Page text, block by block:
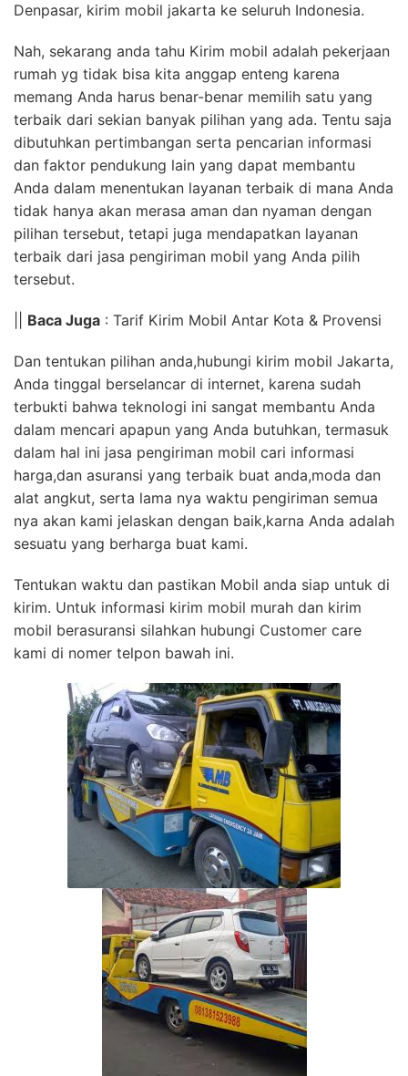
Denpasar, kirim mobil jakarta ke seluruh Indonesia.
Nah, sekarang anda tahu Kirim mobil adalah pekerjaan
rumah yg tidak bisa kita anggap enteng karena
memang Anda harus benar-benar memilih satu yang
terbaik dari sekian banyak pilihan yang ada. Tentu saja
dibutuhkan pertimbangan serta pencarian informasi
dan faktor pendukung lain yang dapat membantu
Anda dalam menentukan layanan terbaik di mana Anda
tidak hanya akan merasa aman dan nyaman dengan
pilihan tersebut, tetapi juga mendapatkan layanan
terbaik dari jasa pengiriman mobil yang Anda pilih
tersebut.
Baca Juga : Tarif Kirim Mobil Antar Kota & Provensi
Dan tentukan pilihan anda,hubungi kirim mobil Jakarta,
Anda tinggal berselancar di internet, karena sudah
terbukti bahwa teknologi ini sangat membantu Anda
dalam mencari apapun yang Anda butuhkan, termasuk
dalam hal ini jasa pengiriman mobil cari informasi
harga,dan asuransi yang terbaik buat anda,moda dan
alat angkut, serta lama nya waktu pengiriman semua
nya akan kami jelaskan dengan baik,karna Anda adalah
sesuatu yang berharga buat kami.
Tentukan waktu dan pastikan Mobil anda siap untuk di
kirim. Untuk informasi kirim mobil murah dan kirim
mobil berasuransi silahkan hubungi Customer care
kami di nomer telpon bawah ini.